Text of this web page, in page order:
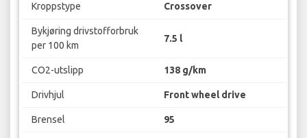
Kroppstype Crossover
Bykjøring drivstofforbruk
per 100 km
7.5 l
CO2-utslipp 138 g/km
Drivhjul Front wheel drive
Brensel 95